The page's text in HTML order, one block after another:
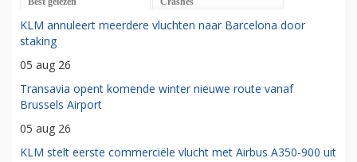
KLM annuleert meerdere vluchten naar Barcelona door
staking
05 aug 26
Transavia opent komende winter nieuwe route vanaf
Brussels Airport
05 aug 26
KLM stelt eerste commerciële vlucht met Airbus A350-900 uit